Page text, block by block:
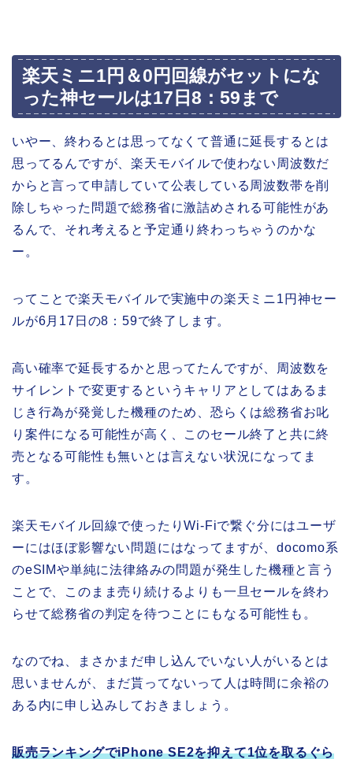
楽天ミニ1円＆0円回線がセットにな
った神セールは17日8：59まで
いやー、終わるとは思ってなくて普通に延長するとは
思ってるんですが、楽天モバイルで使わない周波数だ
からと言って申請していて公表している周波数帯を削
除しちゃった問題で総務省に激詰めされる可能性があ
るんで、それ考えると予定通り終わっちゃうのかな
ー。
ってことで楽天モバイルで実施中の楽天ミニ1円神セー
ルが6月17日の8：59で終了します。
高い確率で延長するかと思ってたんですが、周波数を
サイレントで変更するというキャリアとしてはあるま
じき行為が発覚した機種のため、恐らくは総務省お叱
り案件になる可能性が高く、このセール終了と共に終
売となる可能性も無いとは言えない状況になってま
す。
楽天モバイル回線で使ったりWi-Fiで繋ぐ分にはユーザ
ーにはほぼ影響ない問題にはなってますが、docomo系
のeSIMや単純に法律絡みの問題が発生した機種と言う
ことで、このまま売り続けるよりも一旦セールを終わ
らせて総務省の判定を待つことにもなる可能性も。
なのでね、まさかまだ申し込んでいない人がいるとは
思いませんが、まだ貰ってないって人は時間に余裕の
ある内に申し込みしておきましょう。
販売ランキングでiPhone SE2を抑えて1位を取るぐら